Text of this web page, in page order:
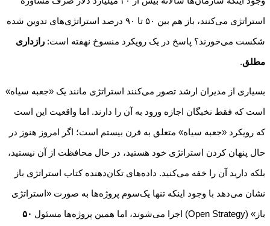
استراتژی می‌کنند، باز هم بین ۵۰ تا ۹۰ درصد استراتژی‌های تدوین شده
شکست می‌خورند؟ پاسخ در یک رویکرد منسوخ نهفته است: رازداری
مطلق.
بسیاری از مدیران ارشد تصور می‌کنند استراتژی مانند یک «جعبه سیاه»
است که فقط نخبگان اجازه ورود به آن را دارند. اما واقعیت این است
که رویکرد «جعبه سیاه» متعلق به قرن بیستم است؛ اگر امروز هنوز در
حال پنهان کردن استراتژی خود هستید، در حال محافظت از آن نیستید،
بلکه دارید آن را خفه می‌کنید. داده‌های تکان‌دهنده‌ کتاب استراتژی باز
نشان می‌دهد با وجود اینکه تنها یک‌سوم پروژه‌ها به صورت «استراتژی
باز» (Open Strategy) اجرا می‌شوند، اما همین پروژه‌ها مسئول
۵۰